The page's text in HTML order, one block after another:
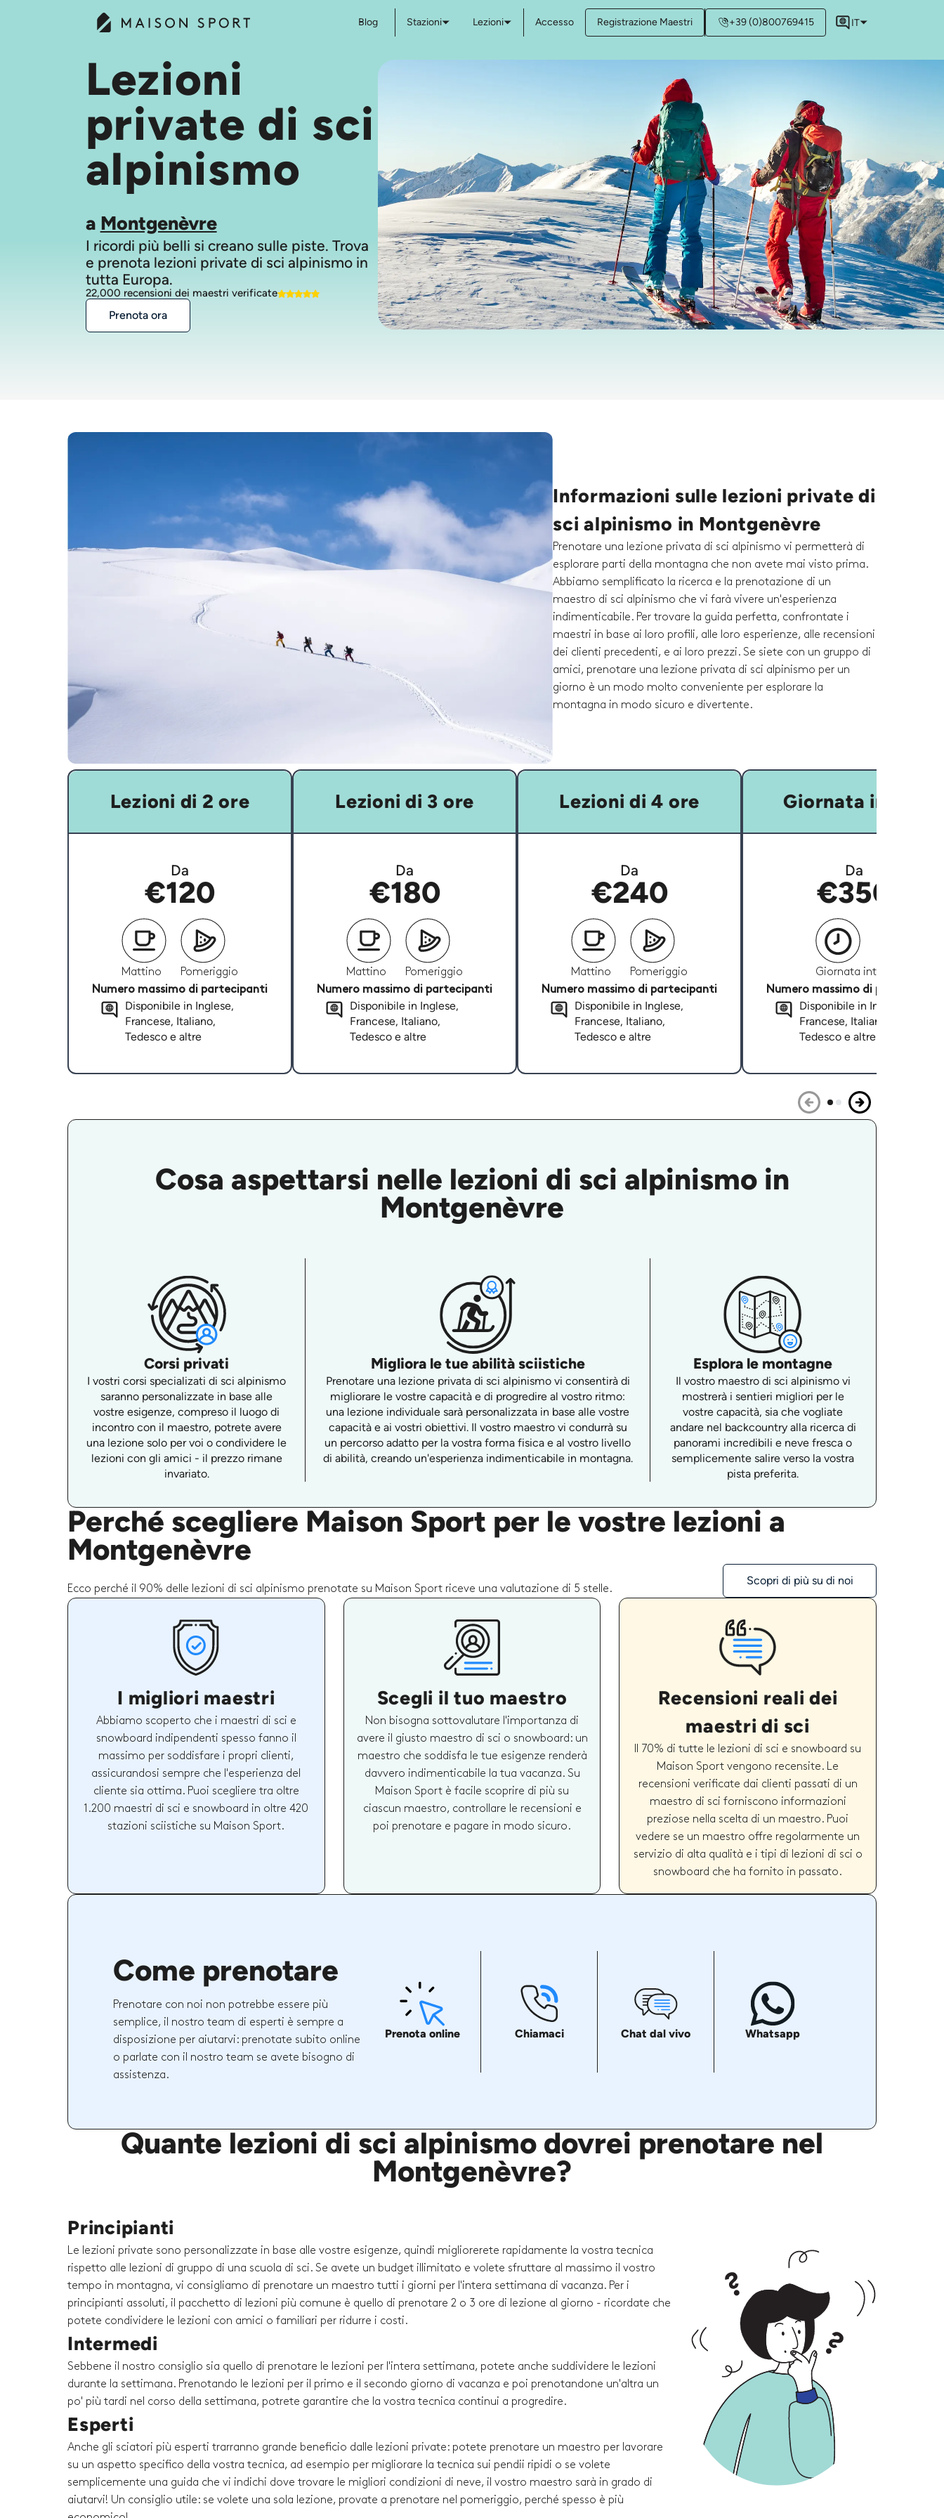
Blog Stazioni Lezioni Accesso Registrazione Maestri +39 (0)800769415 IT
Lezioni
private di sci
alpinismo
a Montgenèvre
I ricordi più belli si creano sulle piste. Trova
e prenota lezioni private di sci alpinismo in
tutta Europa.
22,000 recensioni dei maestri verificate
Prenota ora
Informazioni sulle lezioni private di
sci alpinismo in Montgenèvre
Prenotare una lezione privata di sci alpinismo vi permetterà di
esplorare parti della montagna che non avete mai visto prima.
Abbiamo semplificato la ricerca e la prenotazione di un
maestro di sci alpinismo che vi farà vivere un'esperienza
indimenticabile. Per trovare la guida perfetta, confrontate i
maestri in base ai loro profili, alle loro esperienze, alle recensioni
dei clienti precedenti, e ai loro prezzi. Se siete con un gruppo di
amici, prenotare una lezione privata di sci alpinismo per un
giorno è un modo molto conveniente per esplorare la
montagna in modo sicuro e divertente.
Lezioni di 2 ore
Da
€120
Mattino
Pomeriggio
Numero massimo di partecipanti
Disponibile in Inglese,
Francese, Italiano,
Tedesco e altre
Lezioni di 3 ore
Da
€180
Mattino
Pomeriggio
Numero massimo di partecipanti
Disponibile in Inglese,
Francese, Italiano,
Tedesco e altre
Lezioni di 4 ore
Da
€240
Mattino
Pomeriggio
Numero massimo di partecipanti
Disponibile in Inglese,
Francese, Italiano,
Tedesco e altre
Giornata intera
Da
€350
Giornata intera
Numero massimo di partecipanti
Disponibile in Inglese,
Francese, Italiano,
Tedesco e altre
Cosa aspettarsi nelle lezioni di sci alpinismo in
Montgenèvre
Corsi privati
I vostri corsi specializati di sci alpinismo
saranno personalizzate in base alle
vostre esigenze, compreso il luogo di
incontro con il maestro, potrete avere
una lezione solo per voi o condividere le
lezioni con gli amici - il prezzo rimane
invariato.
Migliora le tue abilità sciistiche
Prenotare una lezione privata di sci alpinismo vi consentirà di
migliorare le vostre capacità e di progredire al vostro ritmo:
una lezione individuale sarà personalizzata in base alle vostre
capacità e ai vostri obiettivi. Il vostro maestro vi condurrà su
un percorso adatto per la vostra forma fisica e al vostro livello
di abilità, creando un'esperienza indimenticabile in montagna.
Esplora le montagne
Il vostro maestro di sci alpinismo vi
mostrerà i sentieri migliori per le
vostre capacità, sia che vogliate
andare nel backcountry alla ricerca di
panorami incredibili e neve fresca o
semplicemente salire verso la vostra
pista preferita.
Perché scegliere Maison Sport per le vostre lezioni a
Montgenèvre
Ecco perché il 90% delle lezioni di sci alpinismo prenotate su Maison Sport riceve una valutazione di 5 stelle.
Scopri di più su di noi
I migliori maestri
Abbiamo scoperto che i maestri di sci e
snowboard indipendenti spesso fanno il
massimo per soddisfare i propri clienti,
assicurandosi sempre che l'esperienza del
cliente sia ottima. Puoi scegliere tra oltre
1.200 maestri di sci e snowboard in oltre 420
stazioni sciistiche su Maison Sport.
Scegli il tuo maestro
Non bisogna sottovalutare l'importanza di
avere il giusto maestro di sci o snowboard: un
maestro che soddisfa le tue esigenze renderà
davvero indimenticabile la tua vacanza. Su
Maison Sport è facile scoprire di più su
ciascun maestro, controllare le recensioni e
poi prenotare e pagare in modo sicuro.
Recensioni reali dei
maestri di sci
Il 70% di tutte le lezioni di sci e snowboard su
Maison Sport vengono recensite. Le
recensioni verificate dai clienti passati di un
maestro di sci forniscono informazioni
preziose nella scelta di un maestro. Puoi
vedere se un maestro offre regolarmente un
servizio di alta qualità e i tipi di lezioni di sci o
snowboard che ha fornito in passato.
Come prenotare
Prenotare con noi non potrebbe essere più
semplice, il nostro team di esperti è sempre a
disposizione per aiutarvi: prenotate subito online
o parlate con il nostro team se avete bisogno di
assistenza.
Prenota online Chiamaci Chat dal vivo Whatsapp
Quante lezioni di sci alpinismo dovrei prenotare nel
Montgenèvre?
Principianti
Le lezioni private sono personalizzate in base alle vostre esigenze, quindi migliorerete rapidamente la vostra tecnica
rispetto alle lezioni di gruppo di una scuola di sci. Se avete un budget illimitato e volete sfruttare al massimo il vostro
tempo in montagna, vi consigliamo di prenotare un maestro tutti i giorni per l'intera settimana di vacanza. Per i
principianti assoluti, il pacchetto di lezioni più comune è quello di prenotare 2 o 3 ore di lezione al giorno - ricordate che
potete condividere le lezioni con amici o familiari per ridurre i costi.
Intermedi
Sebbene il nostro consiglio sia quello di prenotare le lezioni per l'intera settimana, potete anche suddividere le lezioni
durante la settimana. Prenotando le lezioni per il primo e il secondo giorno di vacanza e poi prenotandone un'altra un
po' più tardi nel corso della settimana, potrete garantire che la vostra tecnica continui a progredire.
Esperti
Anche gli sciatori più esperti trarranno grande beneficio dalle lezioni private: potete prenotare un maestro per lavorare
su un aspetto specifico della vostra tecnica, ad esempio per migliorare la tecnica sui pendii ripidi o se volete
semplicemente una guida che vi indichi dove trovare le migliori condizioni di neve, il vostro maestro sarà in grado di
aiutarvi! Un consiglio utile: se volete una sola lezione, provate a prenotare nel pomeriggio, perché spesso è più